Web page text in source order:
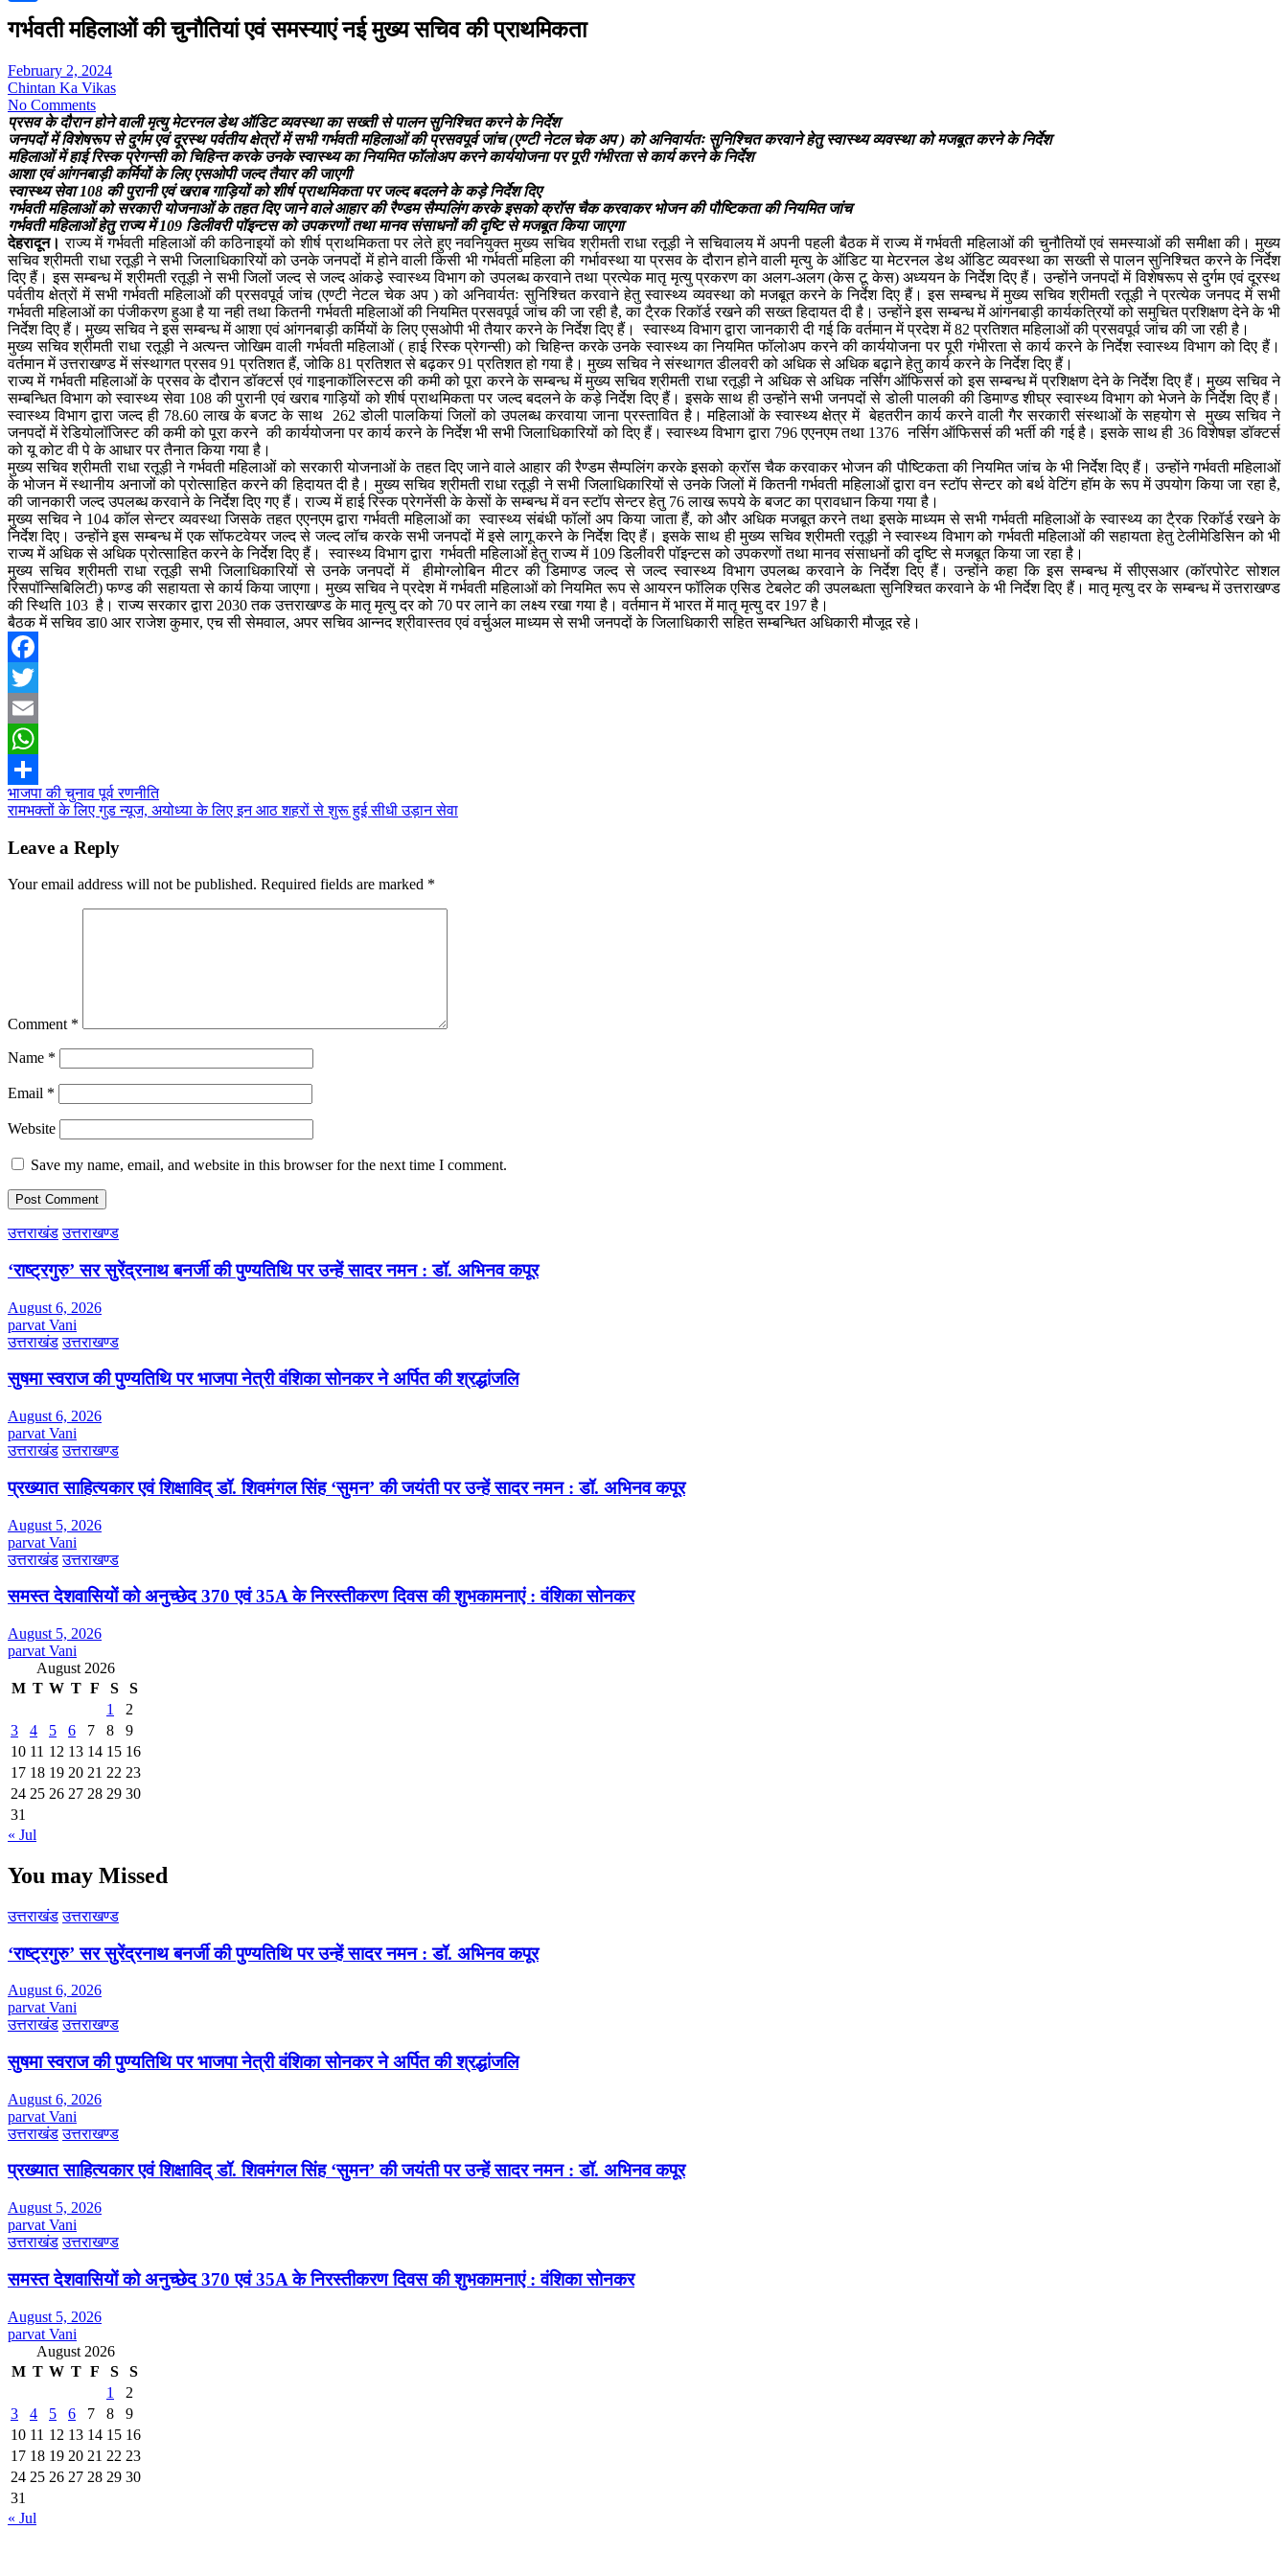
गर्भवती महिलाओं की चुनौतियां एवं समस्याएं नई मुख्य सचिव की प्राथमिकता
February 2, 2024
Chintan Ka Vikas
No Comments
प्रसव के दौरान होने वाली मृत्यु मेटरनल डेथ ऑडिट व्यवस्था का सख्ती से पालन सुनिश्चित करने के निर्देश
जनपदों में विशेषरूप से दुर्गम एवं दूरस्थ पर्वतीय क्षेत्रों में सभी गर्भवती महिलाओं की प्रसवपूर्व जांच (एण्टी नेटल चेक अप ) को अनिवार्यतः सुनिश्चित करवाने हेतु स्वास्थ्य व्यवस्था को मजबूत करने के निर्देश
महिलाओं में हाई रिस्क प्रेगन्सी को चिहिन्त करके उनके स्वास्थ्य का नियमित फॉलोअप करने कार्ययोजना पर पूरी गंभीरता से कार्य करने के निर्देश
आशा एवं आंगनबाड़ी कर्मियों के लिए एसओपी जल्द तैयार की जाएगी
स्वास्थ्य सेवा 108 की पुरानी एवं खराब गाड़ियों को शीर्ष प्राथमिकता पर जल्द बदलने के कड़े निर्देश दिए
गर्भवती महिलाओं को सरकारी योजनाओं के तहत दिए जाने वाले आहार की रैण्डम सैम्पलिंग करके इसको क्रॉस चैक करवाकर भोजन की पौष्टिकता की नियमित जांच
गर्भवती महिलाओं हेतु राज्य में 109 डिलीवरी पॉइन्टस को उपकरणों तथा मानव संसाधनों की दृष्टि से मजबूत किया जाएगा
देहरादून। राज्य में गर्भवती महिलाओं की कठिनाइयों को शीर्ष प्राथमिकता पर लेते हुए नवनियुक्त मुख्य सचिव श्रीमती राधा रतूड़ी ने सचिवालय में अपनी पहली बैठक में राज्य में गर्भवती महिलाओं की चुनौतियों एवं समस्याओं की समीक्षा की। मुख्य
सचिव श्रीमती राधा रतूड़ी ने सभी जिलाधिकारियों को उनके जनपदों में होने वाली किसी भी गर्भवती महिला की गर्भावस्था या प्रसव के दौरान होने वाली मृत्यु के ऑडिट या मेटरनल डेथ ऑडिट व्यवस्था का सख्ती से पालन सुनिश्चित करने के निर्देश
दिए हैं। इस सम्बन्ध में श्रीमती रतूड़ी ने सभी जिलों जल्द से जल्द आंकडे़ स्वास्थ्य विभाग को उपलब्ध करवाने तथा प्रत्येक मातृ मृत्यु प्रकरण का अलग-अलग (केस टू केस) अध्ययन के निर्देश दिए हैं। उन्होंने जनपदों में विशेषरूप से दुर्गम एवं दूरस्थ
पर्वतीय क्षेत्रों में सभी गर्भवती महिलाओं की प्रसवपूर्व जांच (एण्टी नेटल चेक अप ) को अनिवार्यतः सुनिश्चित करवाने हेतु स्वास्थ्य व्यवस्था को मजबूत करने के निर्देश दिए हैं। इस सम्बन्ध में मुख्य सचिव श्रीमती रतूड़ी ने प्रत्येक जनपद में सभी
गर्भवती महिलाओं का पंजीकरण हुआ है या नही तथा कितनी गर्भवती महिलाओं की नियमित प्रसवपूर्व जांच की जा रही है, का टै्रक रिकॉर्ड रखने की सख्त हिदायत दी है। उन्होंने इस सम्बन्ध में आंगनबाड़ी कार्यकत्रियों को समुचित प्रशिक्षण देने के भी
निर्देश दिए हैं। मुख्य सचिव ने इस सम्बन्ध में आशा एवं आंगनबाड़ी कर्मियों के लिए एसओपी भी तैयार करने के निर्देश दिए हैं। स्वास्थ्य विभाग द्वारा जानकारी दी गई कि वर्तमान में प्रदेश में 82 प्रतिशत महिलाओं की प्रसवपूर्व जांच की जा रही है।
मुख्य सचिव श्रीमती राधा रतूड़ी ने अत्यन्त जोखिम वाली गर्भवती महिलाओं ( हाई रिस्क प्रेगन्सी) को चिहिन्त करके उनके स्वास्थ्य का नियमित फॉलोअप करने की कार्ययोजना पर पूरी गंभीरता से कार्य करने के निर्देश स्वास्थ्य विभाग को दिए हैं।
वर्तमान में उत्तराखण्ड में संस्थागत प्रसव 91 प्रतिशत हैं, जोकि 81 प्रतिशत से बढ़कर 91 प्रतिशत हो गया है। मुख्य सचिव ने संस्थागत डीलवरी को अधिक से अधिक बढ़ाने हेतु कार्य करने के निर्देश दिए हैं।
राज्य में गर्भवती महिलाओं के प्रसव के दौरान डॉक्टर्स एवं गाइनाकॉलिस्टस की कमी को पूरा करने के सम्बन्ध में मुख्य सचिव श्रीमती राधा रतूड़ी ने अधिक से अधिक नर्सिंग ऑफिसर्स को इस सम्बन्ध में प्रशिक्षण देने के निर्देश दिए हैं। मुख्य सचिव ने
सम्बन्धित विभाग को स्वास्थ्य सेवा 108 की पुरानी एवं खराब गाड़ियों को शीर्ष प्राथमिकता पर जल्द बदलने के कड़े निर्देश दिए हैं। इसके साथ ही उन्होंने सभी जनपदों से डोली पालकी की डिमाण्ड शीघ्र स्वास्थ्य विभाग को भेजने के निर्देश दिए हैं।
स्वास्थ्य विभाग द्वारा जल्द ही 78.60 लाख के बजट के साथ 262 डोली पालकियां जिलों को उपलब्ध करवाया जाना प्रस्तावित है। महिलाओं के स्वास्थ्य क्षेत्र में बेहतरीन कार्य करने वाली गैर सरकारी संस्थाओं के सहयोग से मुख्य सचिव ने
जनपदों में रेडियोलॉजिस्ट की कमी को पूरा करने की कार्ययोजना पर कार्य करने के निर्देश भी सभी जिलाधिकारियों को दिए हैं। स्वास्थ्य विभाग द्वारा 796 एएनएम तथा 1376 नर्सिग ऑफिसर्स की भर्ती की गई है। इसके साथ ही 36 विशेषज्ञ डॉक्टर्स
को यू कोट वी पे के आधार पर तैनात किया गया है।
मुख्य सचिव श्रीमती राधा रतूड़ी ने गर्भवती महिलाओं को सरकारी योजनाओं के तहत दिए जाने वाले आहार की रैण्डम सैम्पलिंग करके इसको क्रॉस चैक करवाकर भोजन की पौष्टिकता की नियमित जांच के भी निर्देश दिए हैं। उन्होंने गर्भवती महिलाओं
के भोजन में स्थानीय अनाजों को प्रोत्साहित करने की हिदायत दी है। मुख्य सचिव श्रीमती राधा रतूड़ी ने सभी जिलाधिकारियों से उनके जिलों में कितनी गर्भवती महिलाओं द्वारा वन स्टॉप सेन्टर को बर्थ वेटिंग हॉम के रूप में उपयोग किया जा रहा है,
की जानकारी जल्द उपलब्ध करवाने के निर्देश दिए गए हैं। राज्य में हाई रिस्क प्रेगनेंसी के केसों के सम्बन्ध में वन स्टॉप सेन्टर हेतु 76 लाख रूपये के बजट का प्रावधान किया गया है।
मुख्य सचिव ने 104 कॉल सेन्टर व्यवस्था जिसके तहत एएनएम द्वारा गर्भवती महिलाओं का स्वास्थ्य संबंधी फॉलों अप किया जाता हैं, को और अधिक मजबूत करने तथा इसके माध्यम से सभी गर्भवती महिलाओं के स्वास्थ्य का टै्रक रिकॉर्ड रखने के
निर्देश दिए। उन्होंने इस सम्बन्ध में एक सॉफटवेयर जल्द से जल्द लॉच करके सभी जनपदों में इसे लागू करने के निर्देश दिए हैं। इसके साथ ही मुख्य सचिव श्रीमती रतूड़ी ने स्वास्थ्य विभाग को गर्भवती महिलाओं की सहायता हेतु टेलीमेडिसिन को भी
राज्य में अधिक से अधिक प्रोत्साहित करने के निर्देश दिए हैं। स्वास्थ्य विभाग द्वारा गर्भवती महिलाओं हेतु राज्य में 109 डिलीवरी पॉइन्टस को उपकरणों तथा मानव संसाधनों की दृष्टि से मजबूत किया जा रहा है।
मुख्य सचिव श्रीमती राधा रतूड़ी सभी जिलाधिकारियों से उनके जनपदों में हीमोग्लोबिन मीटर की डिमाण्ड जल्द से जल्द स्वास्थ्य विभाग उपलब्ध करवाने के निर्देश दिए हैं। उन्होंने कहा कि इस सम्बन्ध में सीएसआर (कॉरपोरेट सोशल
रिसपॉन्सिबिलिटी) फण्ड की सहायता से कार्य किया जाएगा। मुख्य सचिव ने प्रदेश में गर्भवती महिलाओं को नियमित रूप से आयरन फॉलिक एसिड टेबलेट की उपलब्धता सुनिश्चित करवाने के भी निर्देश दिए हैं। मातृ मृत्यु दर के सम्बन्ध में उत्तराखण्ड
की स्थिति 103 है। राज्य सरकार द्वारा 2030 तक उत्तराखण्ड के मातृ मृत्यु दर को 70 पर लाने का लक्ष्य रखा गया है। वर्तमान में भारत में मातृ मृत्यु दर 197 है।
बैठक में सचिव डा0 आर राजेश कुमार, एच सी सेमवाल, अपर सचिव आन्नद श्रीवास्तव एवं वर्चुअल माध्यम से सभी जनपदों के जिलाधिकारी सहित सम्बन्धित अधिकारी मौजूद रहे।
Facebook
Twitter
Email
WhatsApp
Share
Post
navigation
भाजपा की चुनाव पूर्व रणनीति
रामभक्तों के लिए गुड न्यूज, अयोध्या के लिए इन आठ शहरों से शुरू हुई सीधी उड़ान सेवा
Leave a Reply
Your email address will not be published. Required fields are marked *
Comment *
Name *
Email *
Website
Save my name, email, and website in this browser for the next time I comment.
उत्तराखंड उत्तराखण्ड
‘राष्ट्रगुरु’ सर सुरेंद्रनाथ बनर्जी की पुण्यतिथि पर उन्हें सादर नमन : डॉ. अभिनव कपूर
August 6, 2026
parvat Vani
उत्तराखंड उत्तराखण्ड
सुषमा स्वराज की पुण्यतिथि पर भाजपा नेत्री वंशिका सोनकर ने अर्पित की श्रद्धांजलि
August 6, 2026
parvat Vani
उत्तराखंड उत्तराखण्ड
प्रख्यात साहित्यकार एवं शिक्षाविद् डॉ. शिवमंगल सिंह ‘सुमन’ की जयंती पर उन्हें सादर नमन : डॉ. अभिनव कपूर
August 5, 2026
parvat Vani
उत्तराखंड उत्तराखण्ड
समस्त देशवासियों को अनुच्छेद 370 एवं 35A के निरस्तीकरण दिवस की शुभकामनाएं : वंशिका सोनकर
August 5, 2026
parvat Vani
August 2026
M T W T F S
S
1
2
3
4 5 6 7 8
9
10 11 12 13 14 15 16
17 18 19 20 21 22 23
24 25 26 27 28 29 30
31
« Jul
You may Missed
उत्तराखंड उत्तराखण्ड
‘राष्ट्रगुरु’ सर सुरेंद्रनाथ बनर्जी की पुण्यतिथि पर उन्हें सादर नमन : डॉ. अभिनव कपूर
August 6, 2026
parvat Vani
उत्तराखंड उत्तराखण्ड
सुषमा स्वराज की पुण्यतिथि पर भाजपा नेत्री वंशिका सोनकर ने अर्पित की श्रद्धांजलि
August 6, 2026
parvat Vani
उत्तराखंड उत्तराखण्ड
प्रख्यात साहित्यकार एवं शिक्षाविद् डॉ. शिवमंगल सिंह ‘सुमन’ की जयंती पर उन्हें सादर नमन : डॉ. अभिनव कपूर
August 5, 2026
parvat Vani
उत्तराखंड उत्तराखण्ड
समस्त देशवासियों को अनुच्छेद 370 एवं 35A के निरस्तीकरण दिवस की शुभकामनाएं : वंशिका सोनकर
August 5, 2026
parvat Vani
August 2026
M T W T F S
S
1
2
3
4 5 6 7 8
9
10 11 12 13 14 15 16
17 18 19 20 21 22 23
24 25 26 27 28 29 30
31
« Jul
Share